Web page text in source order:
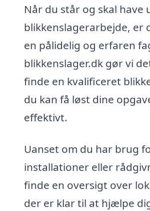
Når du står og skal have
blikkenslagerarbejde, er
en pålidelig og erfaren
blikkenslager.dk gør vi
finde en kvalificeret
du kan få løst dine
effektivt.
Uanset om du har brug
installationer eller
finde en oversigt over
der er klar til at hjælpe